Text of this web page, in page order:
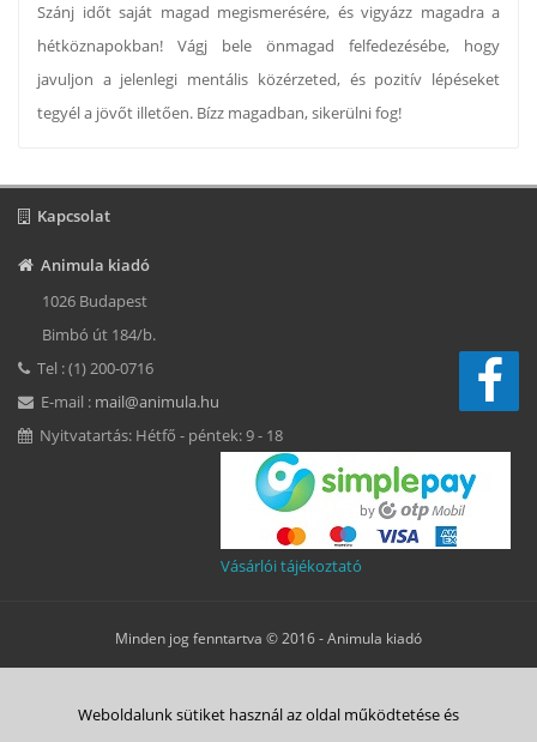
Szánj időt saját magad megismerésére, és vigyázz magadra a
hétköznapokban! Vágj bele önmagad felfedezésébe, hogy
javuljon a jelenlegi mentális közérzeted, és pozitív lépéseket
tegyél a jövőt illetően. Bízz magadban, sikerülni fog!
Kapcsolat
Animula kiadó
1026 Budapest
Bimbó út 184/b.
Tel : (1) 200-0716
E-mail : mail@animula.hu
Nyitvatartás: Hétfő - péntek: 9 - 18
Vásárlói tájékoztató
Minden jog fenntartva © 2016 -Animula kiadó
ÁSZF Adatkezelési tájékoztató Süti tájékoztató Szerzői jog
Weboldalunk sütiket használ az oldal működtetése és